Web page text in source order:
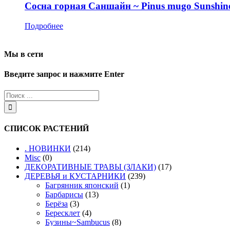
Сосна горная Саншайн ~ Pinus mugo
Подробнее
Мы в сети
Введите запрос и нажмите Enter
СПИСОК РАСТЕНИЙ
. НОВИНКИ (214)
Misc (0)
ДЕКОРАТИВНЫЕ ТРАВЫ (ЗЛАКИ) (17)
ДЕРЕВЬЯ и КУСТАРНИКИ (239)
Багрянник японский (1)
Барбарисы (13)
Берёза (3)
Бересклет (4)
Бузины~Sambucus (8)